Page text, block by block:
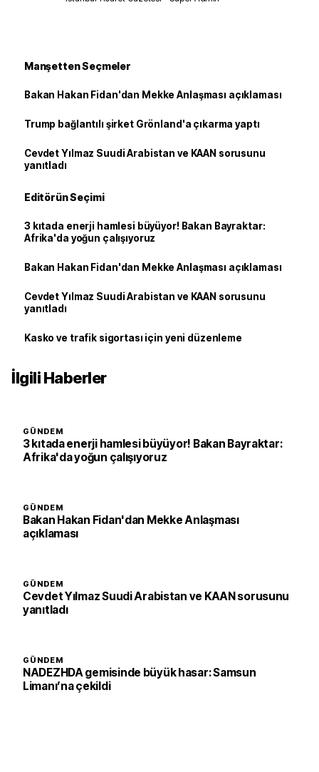
Manşetten Seçmeler
Bakan Hakan Fidan'dan Mekke Anlaşması açıklaması
Trump bağlantılı şirket Grönland'a çıkarma yaptı
Cevdet Yılmaz Suudi Arabistan ve KAAN sorusunu
yanıtladı
Editörün Seçimi
3 kıtada enerji hamlesi büyüyor! Bakan Bayraktar:
Afrika'da yoğun çalışıyoruz
Bakan Hakan Fidan'dan Mekke Anlaşması açıklaması
Cevdet Yılmaz Suudi Arabistan ve KAAN sorusunu
yanıtladı
Kasko ve trafik sigortası için yeni düzenleme
İlgili Haberler
GÜNDEM
3 kıtada enerji hamlesi büyüyor! Bakan Bayraktar:
Afrika'da yoğun çalışıyoruz
GÜNDEM
Bakan Hakan Fidan'dan Mekke Anlaşması
açıklaması
GÜNDEM
Cevdet Yılmaz Suudi Arabistan ve KAAN sorusunu
yanıtladı
GÜNDEM
NADEZHDA gemisinde büyük hasar: Samsun
Limanı’na çekildi